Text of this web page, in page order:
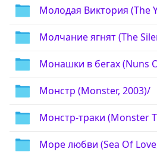
Молодая Виктория (The
Молчание ягнят (The
Монашки в бегах (Nuns
Монстр (Monster, 2003)/
Монстр-траки (Monster
Море любви (Sea Of